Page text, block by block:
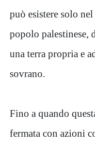
può esistere solo
popolo palestinese,
una terra propria e
sovrano.
Fino a quando
fermata con azioni